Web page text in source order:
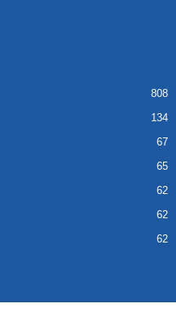
808
134
67
65
62
62
62